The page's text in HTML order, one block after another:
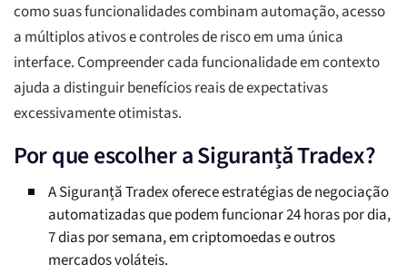
como suas funcionalidades combinam automação, acesso
a múltiplos ativos e controles de risco em uma única
interface. Compreender cada funcionalidade em contexto
ajuda a distinguir benefícios reais de expectativas
excessivamente otimistas.
Por que escolher a Siguranță Tradex?
A Siguranță Tradex oferece estratégias de negociação
automatizadas que podem funcionar 24 horas por dia,
7 dias por semana, em criptomoedas e outros
mercados voláteis.